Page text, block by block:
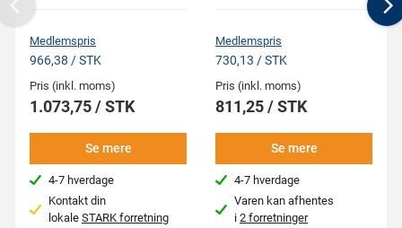
Medlemspris
966,38 / STK
Pris (inkl. moms)
1.073,75 / STK
Se mere
4-7 hverdage
Kontakt din
lokale STARK forretning
Medlemspris
730,13 / STK
Pris (inkl. moms)
811,25 / STK
Se mere
4-7 hverdage
Varen kan afhentes
i2 forretninger
Previous